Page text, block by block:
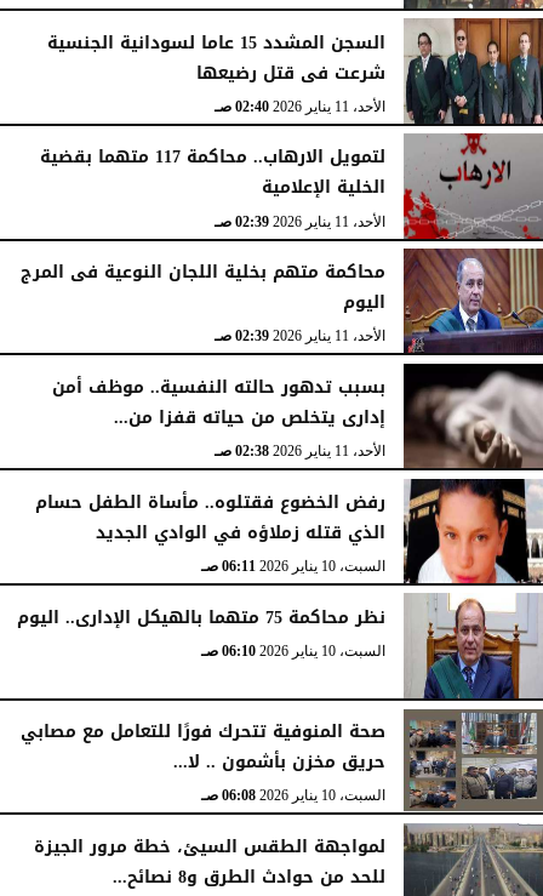
السجن المشدد 15 عاما لسودانية الجنسية
شرعت فى قتل رضيعها
الأحد، 11 يناير 2026 02:40 صـ
لتمويل الارهاب.. محاكمة 117 متهما بقضية
الخلية الإعلامية
الأحد، 11 يناير 2026 02:39 صـ
محاكمة متهم بخلية اللجان النوعية فى المرج
اليوم
الأحد، 11 يناير 2026 02:39 صـ
بسبب تدهور حالته النفسية.. موظف أمن
إدارى يتخلص من حياته قفزا من...
الأحد، 11 يناير 2026 02:38 صـ
رفض الخضوع فقتلوه.. مأساة الطفل حسام
الذي قتله زملاؤه في الوادي الجديد
السبت، 10 يناير 2026 06:11 صـ
نظر محاكمة 75 متهما بالهيكل الإدارى.. اليوم
السبت، 10 يناير 2026 06:10 صـ
صحة المنوفية تتحرك فورًا للتعامل مع مصابي
حريق مخزن بأشمون .. لا...
السبت، 10 يناير 2026 06:08 صـ
لمواجهة الطقس السيئ، خطة مرور الجيزة
للحد من حوادث الطرق و8 نصائح...